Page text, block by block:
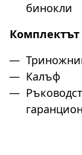
бинокли
Калъф